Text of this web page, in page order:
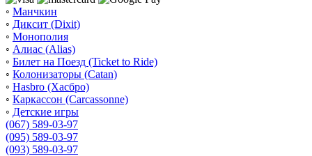
◦ Манчкин
◦ Диксит (Dixit)
◦ Монополия
◦ Алиас (Alias)
◦ Билет на Поезд (Ticket to Ride)
◦ Колонизаторы (Catan)
◦ Hasbro (Хасбро)
◦ Каркассон (Carcassonne)
◦ Детские игры
(067) 589-03-97
(095) 589-03-97
(093) 589-03-97